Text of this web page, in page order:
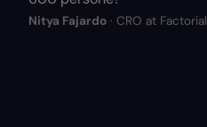
Nitya Fajardo · CRO at Factorial